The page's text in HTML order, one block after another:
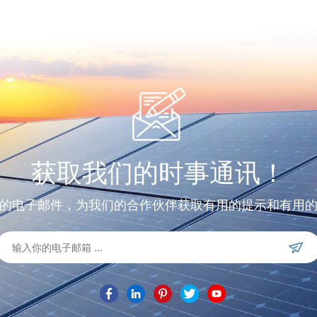
获取我们的时事通讯！
电子邮件，为我们的合作伙伴获取有用的提示和有用